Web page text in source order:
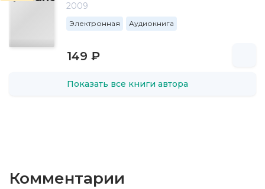
2009
Электронная Аудиокнига
149 ₽
Показать все книги автора
Комментарии